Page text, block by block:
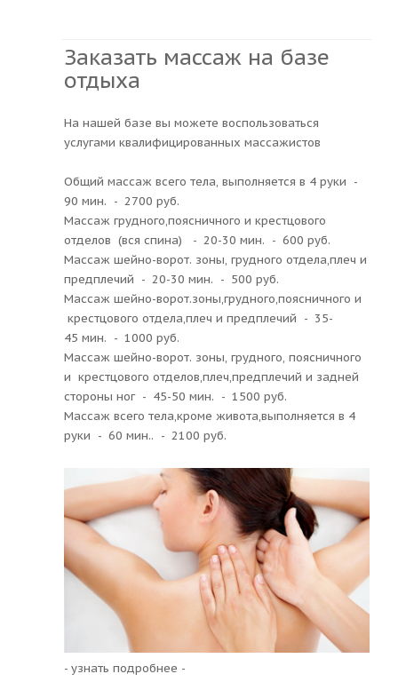
Заказать массаж на базе
отдыха
На нашей базе вы можете воспользоваться
услугами квалифицированных массажистов
Общий массаж всего тела, выполняется в 4 руки -
90 мин. - 2700 руб.
Массаж грудного,поясничного и крестцового
отделов (вся спина) - 20-30 мин. - 600 руб.
Массаж шейно-ворот. зоны, грудного отдела,плеч и
предплечий - 20-30 мин. - 500 руб.
Массаж шейно-ворот.зоны,грудного,поясничного и
крестцового отдела,плеч и предплечий - 35-
45 мин. - 1000 руб.
Массаж шейно-ворот. зоны, грудного, поясничного
и крестцового отделов,плеч,предплечий и задней
стороны ног - 45-50 мин. - 1500 руб.
Массаж всего тела,кроме живота,выполняется в 4
руки - 60 мин.. - 2100 руб.
- узнать подробнее -